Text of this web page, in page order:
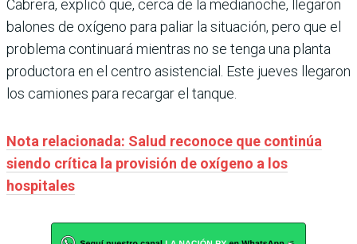
Cabrera, explicó que, cerca de la medianoche, llegaron
balones de oxígeno para paliar la situación, pero que el
problema continuará mientras no se tenga una planta
productora en el centro asistencial. Este jueves llegaron
los camiones para recargar el tanque.
Nota relacionada: Salud reconoce que continúa
siendo crítica la provisión de oxígeno a los
hospitales